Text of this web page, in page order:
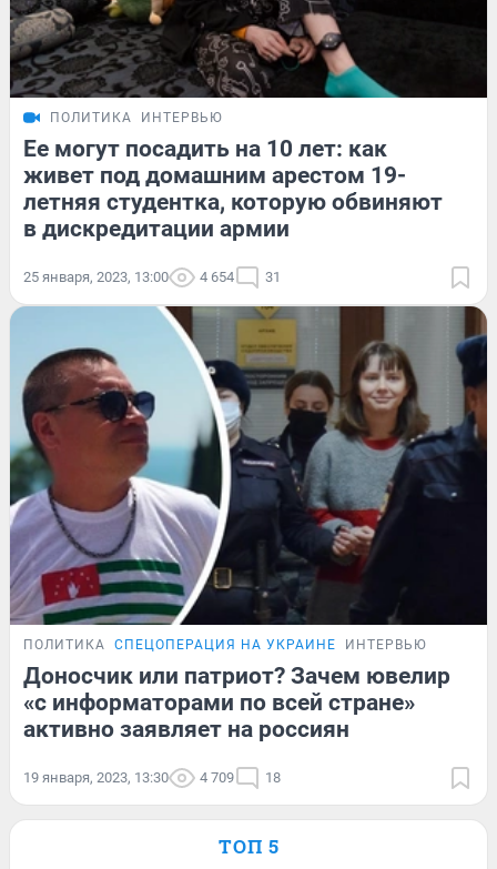
ПОЛИТИКА ИНТЕРВЬЮ
Ее могут посадить на 10 лет: как
живет под домашним арестом 19-
летняя студентка, которую обвиняют
в дискредитации армии
25 января, 2023, 13:00 4 654 31
ПОЛИТИКА СПЕЦОПЕРАЦИЯ НА УКРАИНЕ ИНТЕРВЬЮ
Доносчик или патриот? Зачем ювелир
«с информаторами по всей стране»
активно заявляет на россиян
19 января, 2023, 13:30 4 709 18
ТОП 5